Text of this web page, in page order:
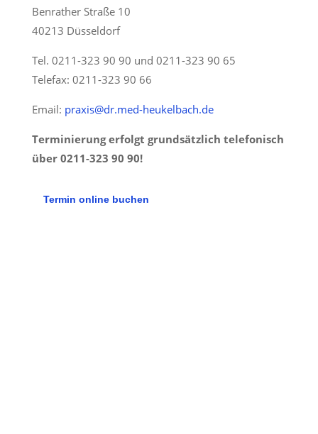
Benrather Straße 10
40213 Düsseldorf
Tel. 0211-323 90 90 und 0211-323 90 65
Telefax: 0211-323 90 66
Email: praxis@dr.med-heukelbach.de
Terminierung erfolgt grundsätzlich telefonisch
über 0211-323 90 90!
Termin online buchen